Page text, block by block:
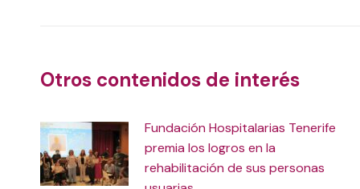
Otros contenidos de interés
Fundación Hospitalarias Tenerife
premia los logros en la
rehabilitación de sus personas